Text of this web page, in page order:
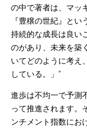
の中で著者は、マッ
『豊穣の世紀』と
持続的な成長は良い
のがあり、未来を築
いてどのように考え
している。」“
進歩は不均一で予測
って推進されます。
ンチメント指数にお